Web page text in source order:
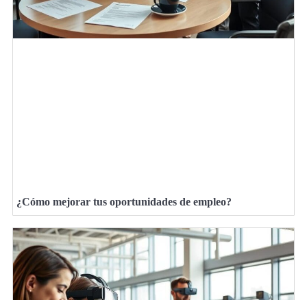
¿Cómo mejorar tus oportunidades de empleo?